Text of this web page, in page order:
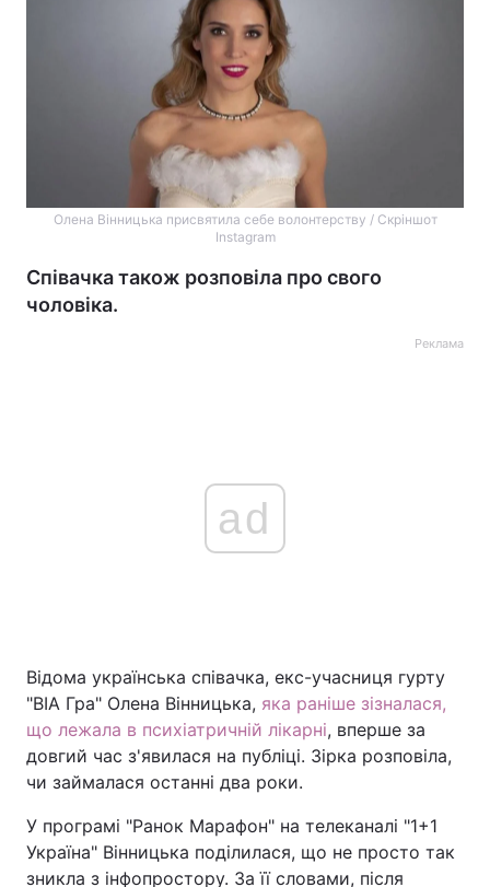
Олена Вінницька присвятила себе волонтерству / Скріншот
Instagram
Співачка також розповіла про свого
чоловіка.
Реклама
ad
Відома українська співачка, екс-учасниця гурту
"ВІА Гра" Олена Вінницька, яка раніше зізналася,
що лежала в психіатричній лікарні, вперше за
довгий час з'явилася на публіці. Зірка розповіла,
чи займалася останні два роки.
У програмі "Ранок Марафон" на телеканалі "1+1
Україна" Вінницька поділилася, що не просто так
зникла з інфопростору. За її словами, після